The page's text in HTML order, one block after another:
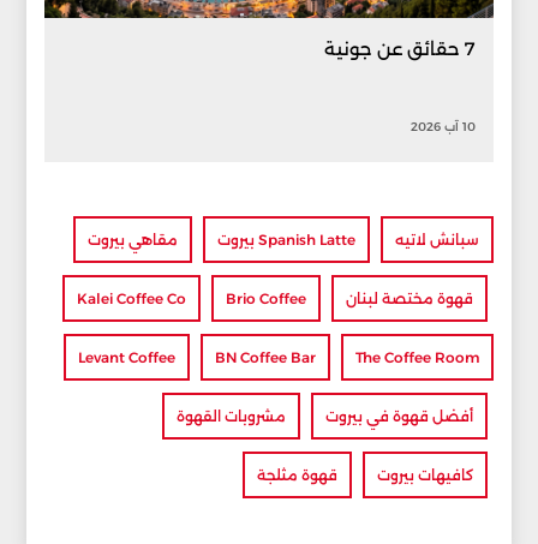
7 حقائق عن جونية
10 آب 2026
سبانش لاتيه Spanish Latte بيروت مقاهي بيروت
قهوة مختصة لبنان Brio Coffee
Kalei Coffee Co
The Coffee Room
BN Coffee Bar
Levant Coffee
أفضل قهوة في بيروت مشروبات القهوة
كافيهات بيروت قهوة مثلجة